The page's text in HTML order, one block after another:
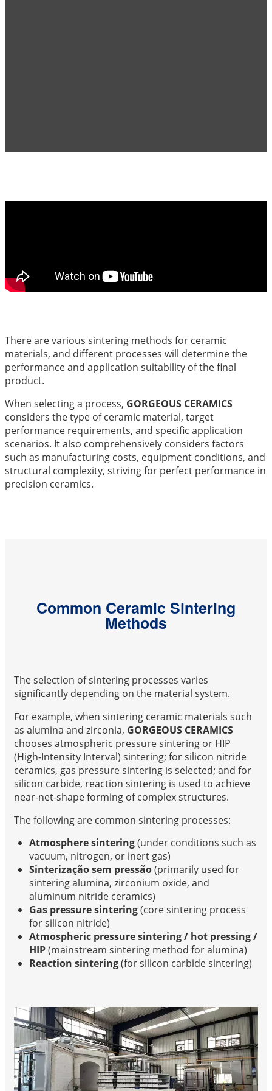
There are various sintering methods for ceramic
materials, and different processes will determine the
performance and application suitability of the final
product.
When selecting a process, GORGEOUS CERAMICS
considers the type of ceramic material, target
performance requirements, and specific application
scenarios. It also comprehensively considers factors
such as manufacturing costs, equipment conditions, and
structural complexity, striving for perfect performance in
precision ceramics.
Common Ceramic Sintering
Methods
The selection of sintering processes varies
significantly depending on the material system.
For example, when sintering ceramic materials such
as alumina and zirconia, GORGEOUS CERAMICS
chooses atmospheric pressure sintering or HIP
(High-Intensity Interval) sintering; for silicon nitride
ceramics, gas pressure sintering is selected; and for
silicon carbide, reaction sintering is used to achieve
near-net-shape forming of complex structures.
The following are common sintering processes:
Atmosphere sintering(under conditions such as
vacuum, nitrogen, or inert gas)
Sinterização sem pressão(primarily used for
sintering alumina, zirconium oxide, and
aluminum nitride ceramics)
Gas pressure sintering(core sintering process
for silicon nitride)
Atmospheric pressure sintering / hot pressing /
HIP(mainstream sintering method for alumina)
Reaction sintering(for silicon carbide sintering)